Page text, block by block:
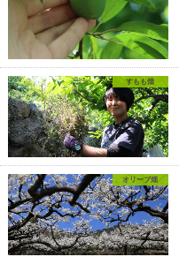
すもも畑
オリーブ畑